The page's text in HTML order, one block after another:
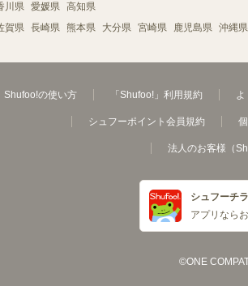
川県 愛媛県 高知県
賀県 長崎県 熊本県 大分県 宮崎県 鹿児島県 沖縄県
Shufoo!の使い方 「Shufoo!」利用規約 よ
シュフーポイント会員規約
法人のお客様（
シュフーチ
アプリなら
©ONE